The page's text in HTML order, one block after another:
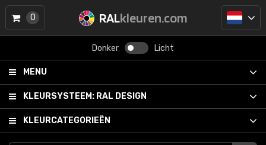
RALkleuren.com
Donker Licht
MENU
KLEURSYSTEEM: RAL DESIGN
KLEURCATEGORIEËN
0